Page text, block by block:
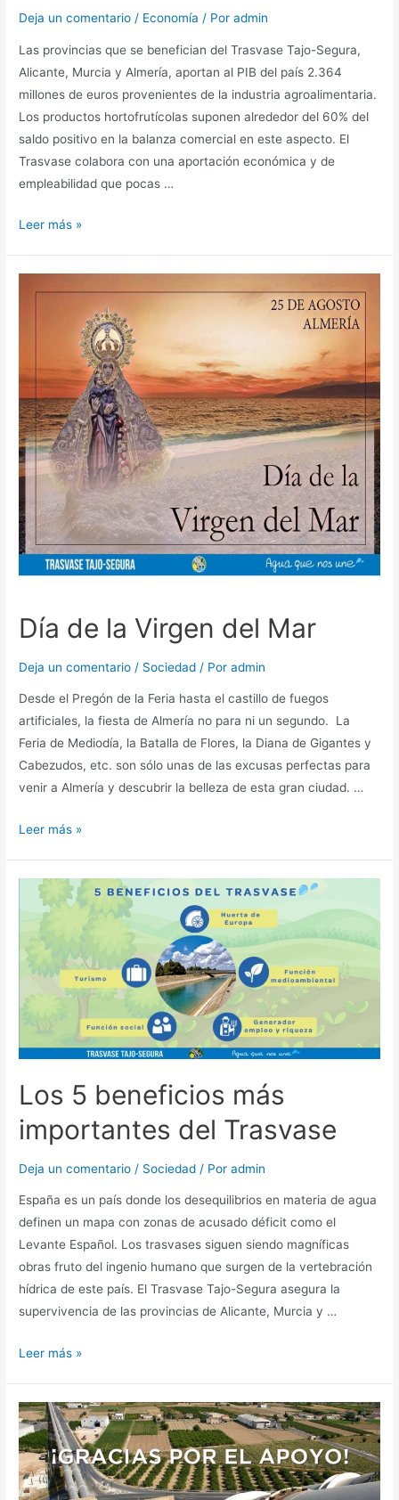
Deja un comentario / Economía / Poradmin
Las provincias que se benefician del Trasvase Tajo-Segura,
Alicante, Murcia y Almería, aportan al PIB del país 2.364
millones de euros provenientes de la industria agroalimentaria.
Los productos hortofrutícolas suponen alrededor del 60% del
saldo positivo en la balanza comercial en este aspecto. El
Trasvase colabora con una aportación económica y de
empleabilidad que pocas …
Leer más »
Día de la Virgen del Mar
Deja un comentario / Sociedad / Poradmin
Desde el Pregón de la Feria hasta el castillo de fuegos
artificiales, la fiesta de Almería no para ni un segundo. La
Feria de Mediodía, la Batalla de Flores, la Diana de Gigantes y
Cabezudos, etc. son sólo unas de las excusas perfectas para
venir a Almería y descubrir la belleza de esta gran ciudad. …
Leer más »
Los 5 beneficios más
importantes del Trasvase
Deja un comentario / Sociedad / Poradmin
España es un país donde los desequilibrios en materia de agua
definen un mapa con zonas de acusado déficit como el
Levante Español. Los trasvases siguen siendo magníficas
obras fruto del ingenio humano que surgen de la vertebración
hídrica de este país. El Trasvase Tajo-Segura asegura la
supervivencia de las provincias de Alicante, Murcia y …
Leer más »